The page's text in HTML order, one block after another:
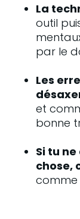
La
outil
par le
Les
et
bonne
Si tu
chose,
comme